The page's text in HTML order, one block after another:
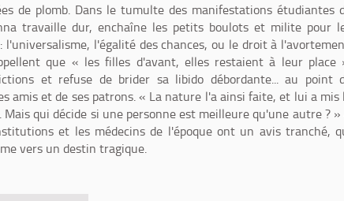
de plomb. Dans le tumulte des manifestations étudiantes
travaille dur, enchaîne les petits boulots et milite pour
l'universalisme, l'égalité des chances, ou le droit à
que « les filles d'avant, elles restaient à leur place
et refuse de brider sa libido débordante... au point
amis et de ses patrons. « La nature l'a ainsi faite, et lui a mis
Mais qui décide si une personne est meilleure qu'une autre ? »
et les médecins de l'époque ont un avis tranché,
vers un destin tragique.